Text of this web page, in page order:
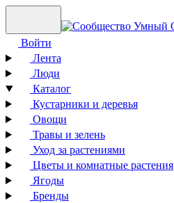
Войти
Лента
Люди
Каталог
Кустарники и деревья
Овощи
Травы и зелень
Уход за растениями
Цветы и комнатные растения
Ягоды
Бренды